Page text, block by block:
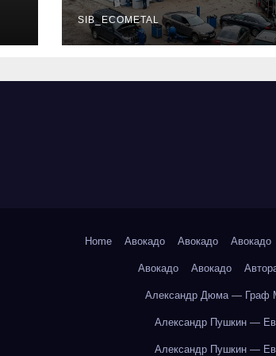
описание услуг и
режим работы
SIB_ECOMETAL
Home Авокадо Авокадо Авокадо
Авокадо Авокадо
Александр Дюма — Граф
Александр Пушкин —
Александр Пушкин —